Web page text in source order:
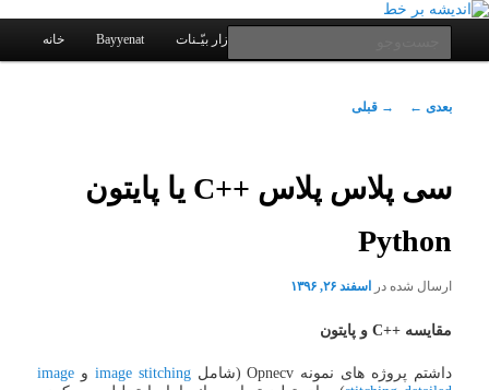
پرش
اصلی
اندیشه بر خط
یادداشتهای یک معلم در باب زندگی، اخلاق، اخبار، علم و سیاست
فهرست
خانه Bayyenat نرم افزار بیّـنات
ناوبری
→ قبلی بعدی ←
سی پلاس پلاس ++C یا پایتون
Python
ارسال شده دراسفند ۲۶, ۱۳۹۶
مقایسه ++C و پایتون
داشتم پروژه های نمونه Opnecv (شامل image stitching و image